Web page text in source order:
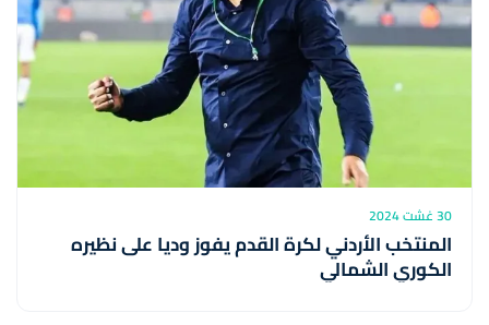
30 غشت 2024
المنتخب الأردني لكرة القدم يفوز وديا على نظيره
الكوري الشمالي